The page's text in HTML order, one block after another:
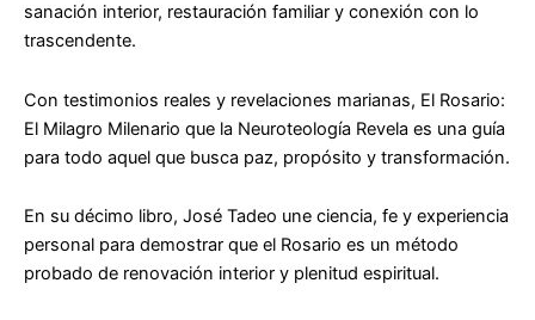
sanación interior, restauración familiar y conexión con lo
trascendente.
Con testimonios reales y revelaciones marianas, El Rosario:
El Milagro Milenario que la Neuroteología Revela es una guía
para todo aquel que busca paz, propósito y transformación.
En su décimo libro, José Tadeo une ciencia, fe y experiencia
personal para demostrar que el Rosario es un método
probado de renovación interior y plenitud espiritual.